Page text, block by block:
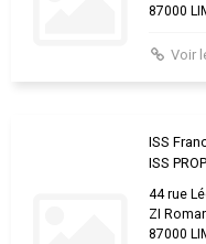
87000
Voir
ISS
ISS
44 rue
ZI
87000